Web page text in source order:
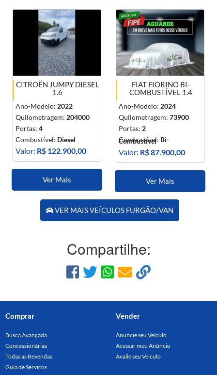
CITROËN JUMPY DIESEL
1.6
Ano-Modelo: 2022
Quilometragem: 204000
Portas:4
Combustível: Diesel
Valor: R$ 122.900,00
Ver Mais
FIAT FIORINO BI-
COMBUSTÍVEL 1.4
Ano-Modelo: 2024
Quilometragem:73900
Portas: 2
Combustível: Bi-
Combustível
Valor: R$ 87.900,00
Ver Mais
VER MAIS VEÍCULOS FURGÃO/VAN
Compartilhe:
Comprar
Busca Avançada
Concessionárias
Todas as Revendas
Guia de Serviços
Vender
Anuncie seu Veículo
Acessar meu Anúncio
Avalie seu Veículo